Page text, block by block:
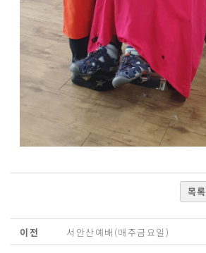
목록
이전
서안산예배(매주금요일)